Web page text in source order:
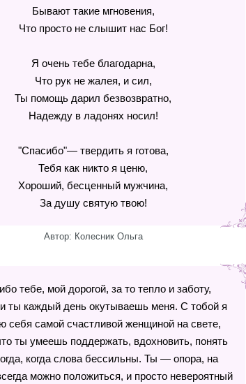
Бывают такие мгновения,
Что просто не слышит нас Бог!
Я очень тебе благодарна,
Что рук не жалея, и сил,
Ты помощь дарил безвозвратно,
Надежду в ладонях носил!
"Спасибо"— твердить я готова,
Тебя как никто я ценю,
Хороший, бесценный мужчина,
За душу святую твою!
Автор: Колесник Ольга
тебе, мой дорогой, за то тепло и заботу,
ты каждый день окутываешь меня. С тобой я
себя самой счастливой женщиной на свете,
ты умеешь поддержать, вдохновить, понять
когда слова бессильны. Ты — опора, на
можно положиться, и просто невероятный